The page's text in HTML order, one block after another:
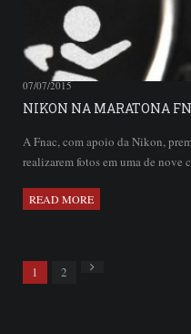
07/07/2015
NIKON NA MARATONA
A Fnac, com apoio da Nikon,
realizarem fotos em uma de nove
READ MORE
1 2 Next